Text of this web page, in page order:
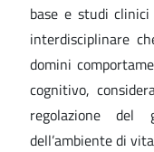
base e studi
interdisciplinare
domini
cognitivo,
regolazione
dell’ambiente di